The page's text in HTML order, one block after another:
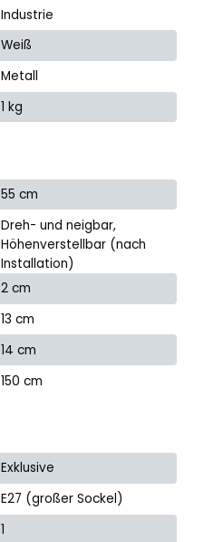
Industrie
Weiß
Metall
1 kg
55 cm
Dreh- und neigbar,
Höhenverstellbar (nach
Installation)
2 cm
13 cm
14 cm
150 cm
Exklusive
E27 (großer Sockel)
1